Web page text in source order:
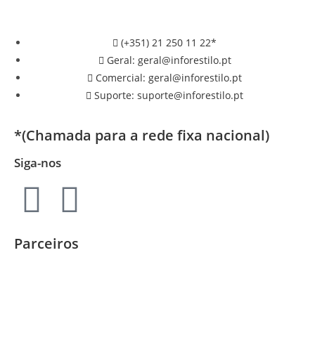
(+351) 21 250 11 22*
Geral: geral@inforestilo.pt
Comercial: geral@inforestilo.pt
Suporte: suporte@inforestilo.pt
*(Chamada para a rede fixa nacional)
Siga-nos
Parceiros